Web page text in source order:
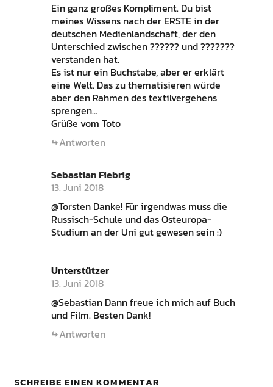
Ein ganz großes Kompliment. Du bist
meines Wissens nach der ERSTE in der
deutschen Medienlandschaft, der den
Unterschied zwischen ?????? und ???????
verstanden hat.
Es ist nur ein Buchstabe, aber er erklärt
eine Welt. Das zu thematisieren würde
aber den Rahmen des textilvergehens
sprengen…
Grüße vom Toto
Antworten
Sebastian Fiebrig
13. Juni 2018
@Torsten Danke! Für irgendwas muss die
Russisch-Schule und das Osteuropa-
Studium an der Uni gut gewesen sein :)
Unterstützer
13. Juni 2018
@Sebastian Dann freue ich mich auf Buch
und Film. Besten Dank!
Antworten
SCHREIBE EINEN KOMMENTAR